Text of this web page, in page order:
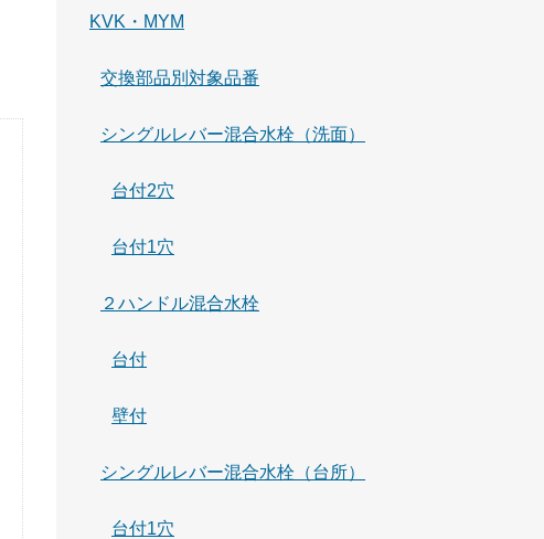
KVK・MYM
交換部品別対象品番
シングルレバー混合水栓（洗面）
台付2穴
台付1穴
２ハンドル混合水栓
台付
壁付
シングルレバー混合水栓（台所）
台付1穴